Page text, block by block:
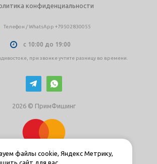
конфиденциальности
Телефон / WhatsApp +79502830055
с 10:00 до 19:00
при звонке учтите разницу во времени.
2026 © ПримФишинг
файлы cookie, Яндекс Метрику,
сайт для вас